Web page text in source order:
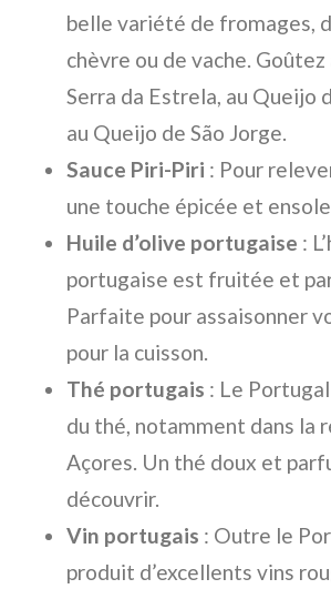
belle variété de fromages,
chèvre ou de vache.
Serra da Estrela, au Queijo
au Queijo de São Jorge.
Sauce Piri-Piri : Pour
une touche épicée et
Huile d’olive portugaise :
portugaise est fruitée et
Parfaite pour assaisonner
pour la cuisson.
Thé portugais : Le
du thé, notamment dans la
Açores. Un thé doux et
découvrir.
Vin portugais : Outre le
produit d’excellents vins